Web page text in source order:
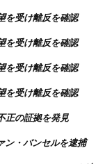
を受け離反を確認
を受け離反を確認
を受け離反を確認
を受け離反を確認
正の証拠を発見
ン・バンセルを逮捕